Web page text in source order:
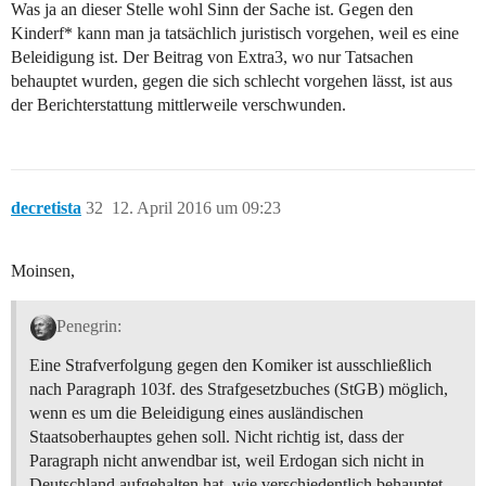
Was ja an dieser Stelle wohl Sinn der Sache ist. Gegen den
Kinderf* kann man ja tatsächlich juristisch vorgehen, weil es eine
Beleidigung ist. Der Beitrag von Extra3, wo nur Tatsachen
behauptet wurden, gegen die sich schlecht vorgehen lässt, ist aus
der Berichterstattung mittlerweile verschwunden.
decretista 12. April 2016 um 09:23
32
Moinsen,
Penegrin:
Eine Strafverfolgung gegen den Komiker ist ausschließlich
nach Paragraph 103f. des Strafgesetzbuches (StGB) möglich,
wenn es um die Beleidigung eines ausländischen
Staatsoberhauptes gehen soll. Nicht richtig ist, dass der
Paragraph nicht anwendbar ist, weil Erdogan sich nicht in